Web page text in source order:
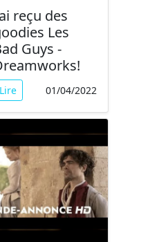
reçu des
Les
Guys -
Lire 01/04/2022